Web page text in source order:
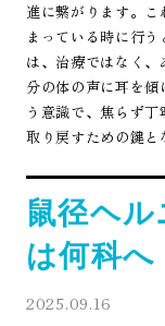
進に繋がります。
まっている時に行
は、治療ではなく
分の体の声に耳を
う意識で、焦らず
取り戻すための鍵と
鼠径ヘ
は何科へ
2025.09.16